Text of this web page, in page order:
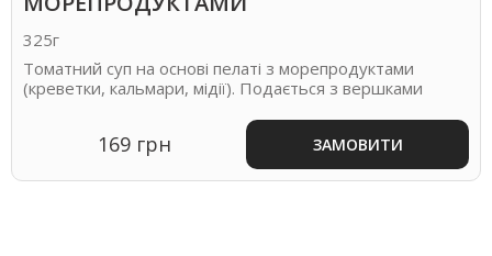
325г
Томатний суп на основі пелаті з морепродуктами
(креветки, кальмари, мідії). Подається з вершками
169 грн ЗАМОВИТИ